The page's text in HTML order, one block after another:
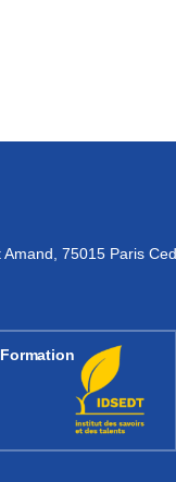
Amand, 75015 Paris
Formation
(nouvelle fenêtre)